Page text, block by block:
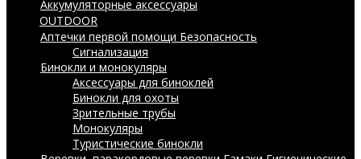
Аккумуляторные аксессуары
OUTDOOR
Аптечки первой помощи Безопасность
Сигнализация
Бинокли и монокуляры
Аксессуары для биноклей
Бинокли для охоты
Зрительные трубы
Монокуляры
Туристические бинокли